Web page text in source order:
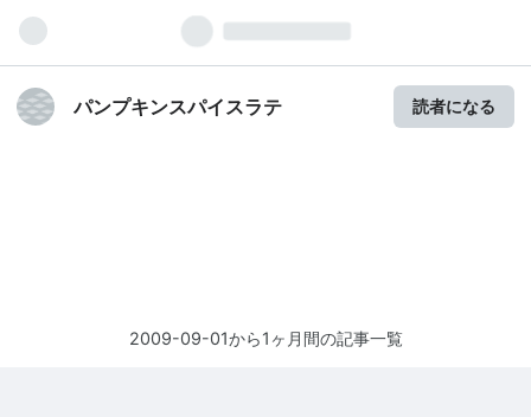
パンプキンスパイスラテ 読者になる
2009-09-01から1ヶ月間の記事一覧